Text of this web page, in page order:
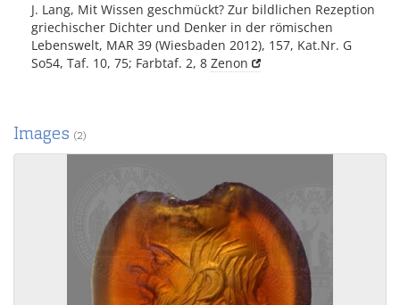
J. Lang, Mit Wissen geschmückt? Zur bildlichen Rezeption
griechischer Dichter und Denker in der römischen
Lebenswelt, MAR 39 (Wiesbaden 2012), 157, Kat.Nr. G
So54, Taf. 10, 75; Farbtaf. 2, 8 Zenon
Images (2)